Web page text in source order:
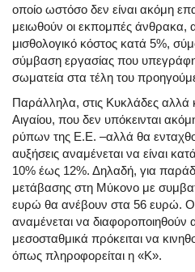
οποίο ωστόσο δεν είναι ακόμη
μειωθούν οι εκπομπές άνθρακα,
μισθολογικό κόστος κατά 5%,
σύμβαση εργασίας που
σωματεία στα τέλη του
Παράλληλα, στις Κυκλάδες αλλά
Αιγαίου, που δεν υπόκεινται
ρύπων της Ε.Ε. –αλλά θα
αυξήσεις αναμένεται να είναι
10% έως 12%. Δηλαδή, για
μετάβασης στη Μύκονο με
ευρώ θα ανέβουν στα 56 ευρώ.
αναμένεται να
μεσοσταθμικά πρόκειται να
όπως πληροφορείται η «Κ».